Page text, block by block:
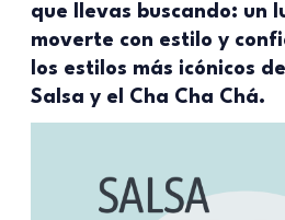
que llevas buscando: un
moverte con estilo y
los estilos más icónicos
Salsa y el Cha Cha Chá.